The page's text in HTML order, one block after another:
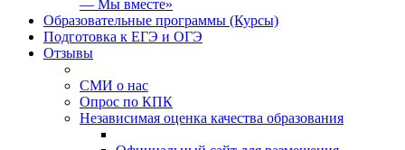
— Мы вместе»
Образовательные программы (Курсы)
Подготовка к ЕГЭ и ОГЭ
Отзывы
СМИ о нас
Опрос по КПК
Независимая оценка качества образования